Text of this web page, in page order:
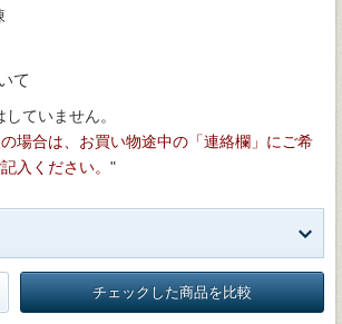
て
ていません。
場合は、お買い物途中の「連絡欄」にご希
入ください。 "
チェックした商品を比較